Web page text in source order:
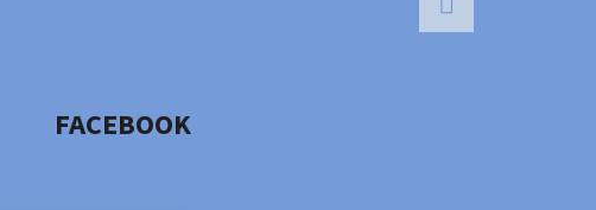
FACEBOOK